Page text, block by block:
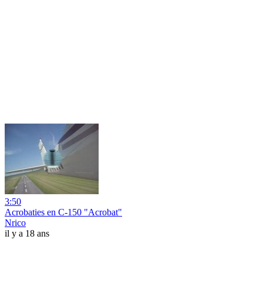
3:50
Acrobaties en C-150 "Acrobat"
Nrico
il y a 18 ans